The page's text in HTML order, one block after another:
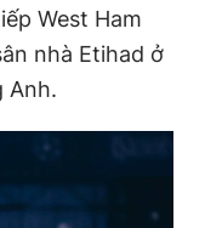
cáo
404
West Ham
nhà Etihad ở
Anh.